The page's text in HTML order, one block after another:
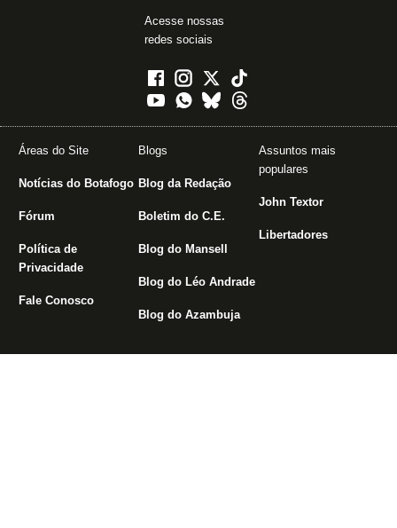
Acesse nossas
redes sociais
Áreas do Site
Notícias do Botafogo
Fórum
Política de
Privacidade
Fale Conosco
Blogs
Blog da Redação
Boletim do C.E.
Blog do Mansell
Blog do Léo Andrade
Blog do Azambuja
Assuntos mais
populares
John Textor
Libertadores